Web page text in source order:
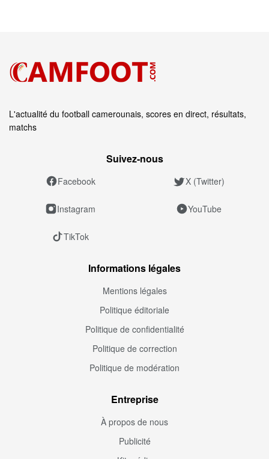
L'actualité du football camerounais, scores en direct, résultats,
matchs
Suivez‑nous
Facebook X (Twitter)
Instagram YouTube
TikTok
Informations légales
Mentions légales
Politique éditoriale
Politique de confidentialité
Politique de correction
Politique de modération
Entreprise
À propos de nous
Publicité